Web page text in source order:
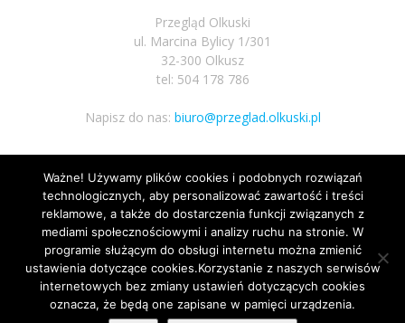
Przegląd Olkuski
ul. Marcina Bylicy 1/301
32-300 Olkusz
tel: 504 178 786
Napisz do nas: biuro@przeglad.olkuski.pl
Podążaj za nami
Nota prawna Polityka prywatnosci Kariera Regulamin
Ważne! Używamy plików cookies i podobnych rozwiązań
technologicznych, aby personalizować zawartość i treści
reklamowe, a także do dostarczenia funkcji związanych z
mediami społecznościowymi i analizy ruchu na stronie. W
programie służącym do obsługi internetu można zmienić
ustawienia dotyczące cookies.Korzystanie z naszych serwisów
internetowych bez zmiany ustawień dotyczących cookies
oznacza, że będą one zapisane w pamięci urządzenia.